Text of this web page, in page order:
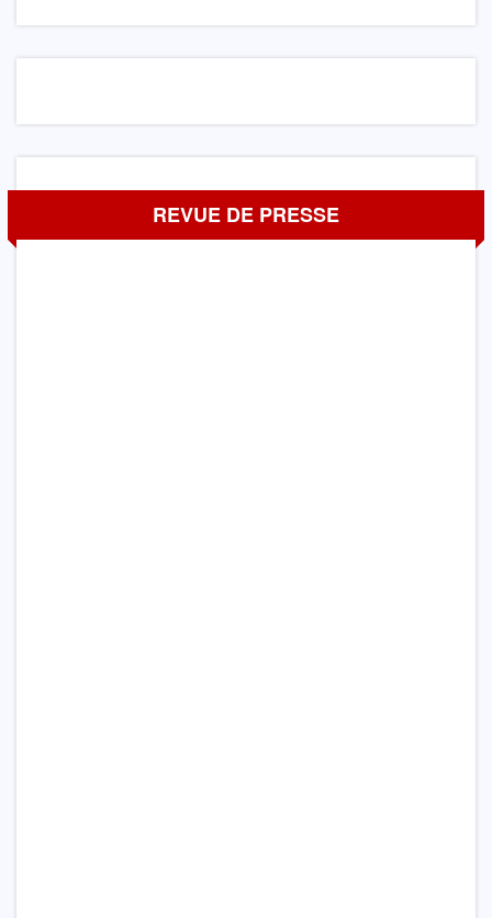
REVUE DE PRESSE